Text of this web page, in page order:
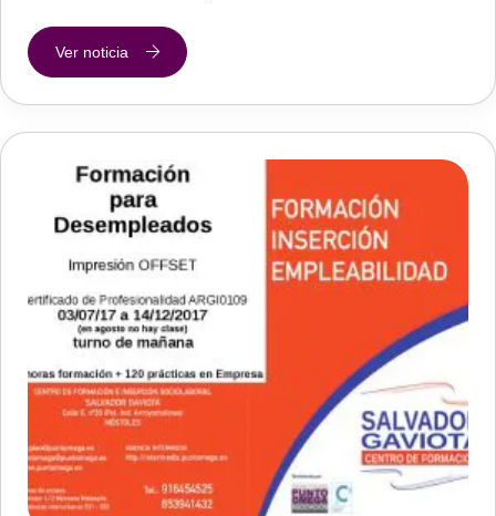
Ver noticia